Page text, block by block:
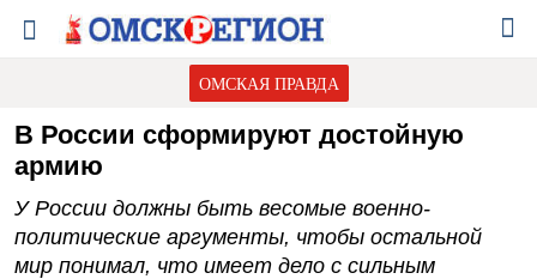
ОМСКАЯ ПРАВДА
В России сформируют достойную
армию
У России должны быть весомые военно-
политические аргументы, чтобы остальной
мир понимал, что имеет дело с сильным